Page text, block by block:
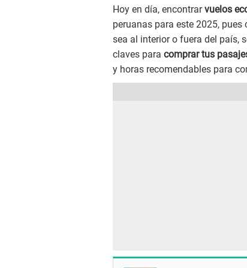
Hoy en día, encontrarvuelos
peruanas para este 2025,
sea al interior o fuera del país,
claves para comprar tus
y horas recomendables para